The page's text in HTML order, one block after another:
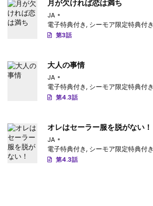
月が欠ければ恋は満ち
JA
電子特典付き, シーモア限定特典付き
第3話
大人の事情
JA
電子特典付き, シーモア限定特典付き
第4.3話
オレはセーラー服を脱がない！
JA
電子特典付き, シーモア限定特典付き
第4.3話